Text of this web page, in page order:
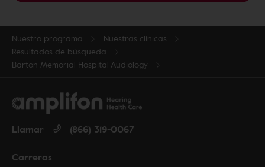
Nuestro programa
Nuestras clínicas
Resultados de búsqueda
Barton Memorial Hospital Audiology
Carreras
Llamar (866) 319-0067